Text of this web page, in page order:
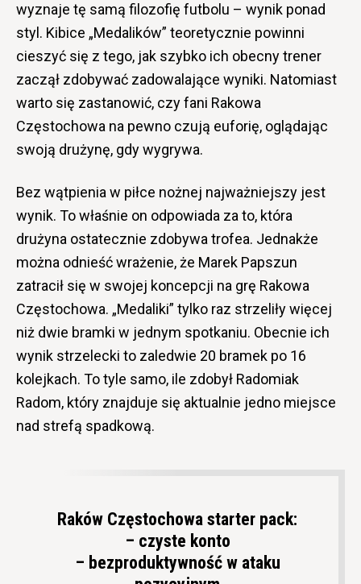
wyznaje tę samą filozofię futbolu – wynik ponad
styl. Kibice „Medalików” teoretycznie powinni
cieszyć się z tego, jak szybko ich obecny trener
zaczął zdobywać zadowalające wyniki. Natomiast
warto się zastanowić, czy fani Rakowa
Częstochowa na pewno czują euforię, oglądając
swoją drużynę, gdy wygrywa.
Bez wątpienia w piłce nożnej najważniejszy jest
wynik. To właśnie on odpowiada za to, która
drużyna ostatecznie zdobywa trofea. Jednakże
można odnieść wrażenie, że Marek Papszun
zatracił się w swojej koncepcji na grę Rakowa
Częstochowa. „Medaliki” tylko raz strzeliły więcej
niż dwie bramki w jednym spotkaniu. Obecnie ich
wynik strzelecki to zaledwie 20 bramek po 16
kolejkach. To tyle samo, ile zdobył Radomiak
Radom, który znajduje się aktualnie jedno miejsce
nad strefą spadkową.
Raków Częstochowa starter pack:
– czyste konto
– bezproduktywność w ataku